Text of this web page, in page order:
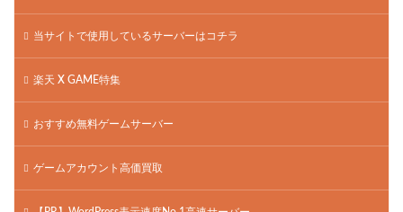
当サイトで使用しているサーバーはコチラ
楽天 X GAME特集
おすすめ無料ゲームサーバー
ゲームアカウント高価買取